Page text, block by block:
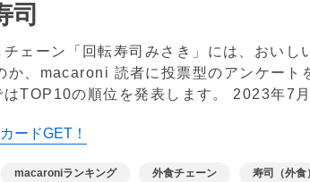
司
ェーン「回転寿司みさき」には、おいし
か、macaroni 読者に投票型のアンケート
TOP10の順位を発表します。 2023年7
ードGET！
macaroniランキング 外食チェーン 寿司（外食）